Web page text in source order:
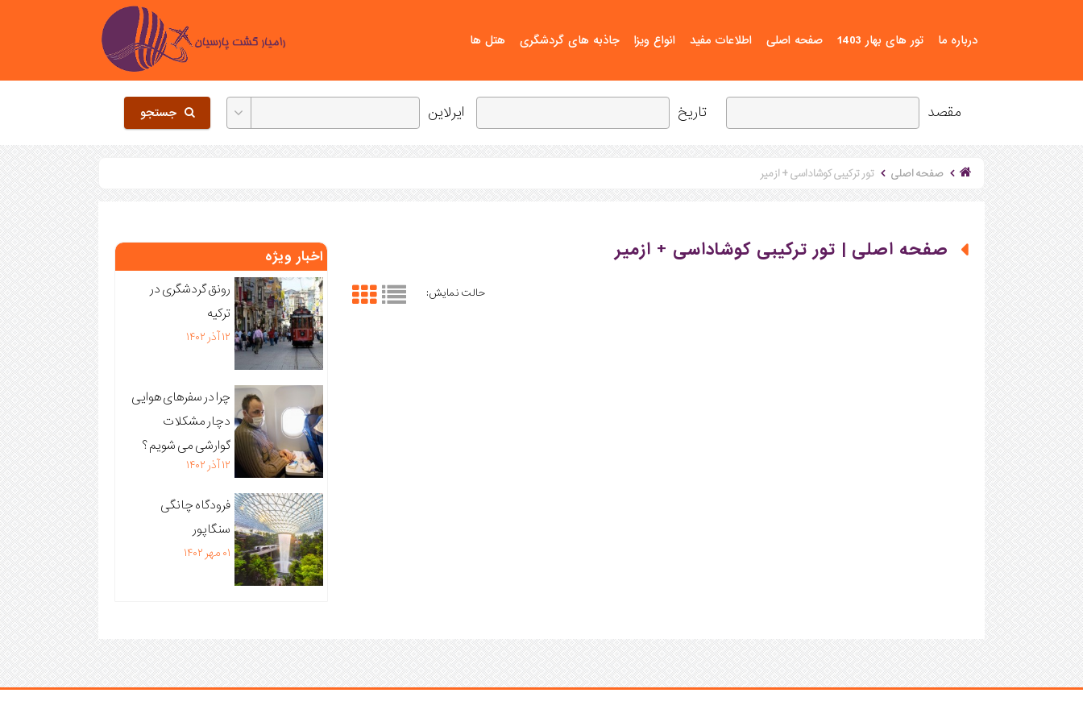
درباره ما تور های بهار 1403 صفحه اصلی اطلاعات مفید انواع ویزا جاذبه های گردشگری هتل ها
مقصد تاریخ ایرلاین جستجو
صفحه اصلی تور ترکیبی کوشاداسی + ازمیر
صفحه اصلی | تور ترکیبی کوشاداسی + ازمیر
حالت نمایش:
اخبار ویژه
رونق گردشگری در
ترکیه
۱۲ آذر ۱۴۰۲
چرا در سفرهای هوایی
دچار مشکلات
گوارشی می شویم ؟
۱۲ آذر ۱۴۰۲
فرودگاه چانگی
سنگاپور
۰۱ مهر ۱۴۰۲